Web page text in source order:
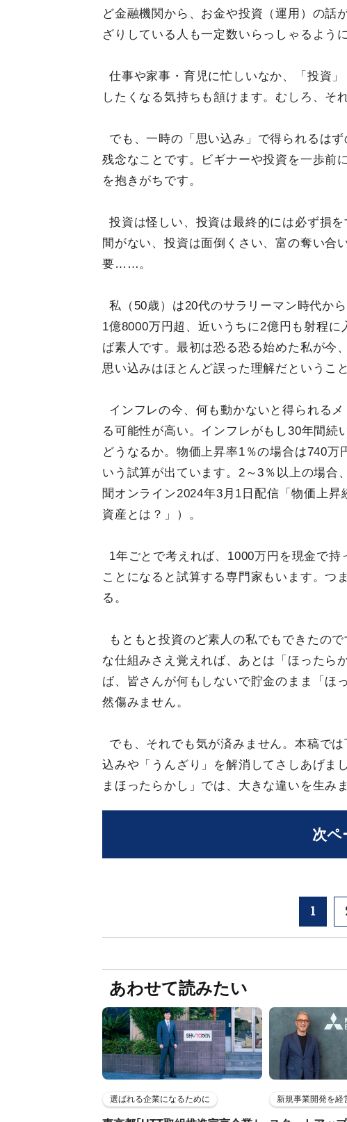
ど金融機関から、お金や投資（運用）の話
ざりしている人も一定数いらっしゃるよう
仕事や家事・育児に忙しいなか、「投資
したくなる気持ちも頷けます。むしろ、そ
でも、一時の「思い込み」で得られるは
残念なことです。ビギナーや投資を一歩前
を抱きがちです。
投資は怪しい、投資は最終的には必ず損
間がない、投資は面倒くさい、富の奪い合
要……。
私（50歳）は20代のサラリーマン時代か
1億8000万円超、近いうちに2億円も射程
ば素人です。最初は恐る恐る始めた私が今
思い込みはほとんど誤った理解だということ
インフレの今、何も動かないと得られる
る可能性が高い。インフレがもし30年間続
どうなるか。物価上昇率1％の場合は740万
いう試算が出ています。2～3％以上の場合
聞オンライン2024年3月1日配信「物価上
資産とは？」）。
1年ごとで考えれば、1000万円を現金で
ことになると試算する専門家もいます。つ
る。
もともと投資のど素人の私でもできたの
な仕組みさえ覚えれば、あとは「ほったら
ば、皆さんが何もしないで貯金のまま「ほ
然傷みません。
でも、それでも気が済みません。本稿で
込みや「うんざり」を解消してさしあげま
まほったらかし」では、大きな違いを生み
次ペ
1
あわせて読みたい
選ばれる企業になるために 新規事業開発を経